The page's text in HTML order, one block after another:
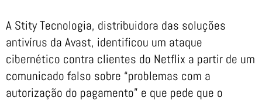
A Stity Tecnologia, distribuidora das soluções
antivírus da Avast, identificou um ataque
cibernético contra clientes do Netflix a partir de um
comunicado falso sobre “problemas com a
autorização do pagamento” e que pede que o